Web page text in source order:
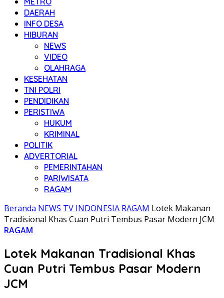
DAERAH
INFO DESA
HIBURAN
NEWS
VIDEO
OLAHRAGA
KESEHATAN
TNI POLRI
PENDIDIKAN
PERISTIWA
HUKUM
KRIMINAL
POLITIK
ADVERTORIAL
PEMERINTAHAN
PARIWISATA
RAGAM
Beranda NEWS TV INDONESIA RAGAM Lotek Makanan
Tradisional Khas Cuan Putri Tembus Pasar Modern JCM
RAGAM
Lotek Makanan Tradisional Khas
Cuan Putri Tembus Pasar Modern
JCM